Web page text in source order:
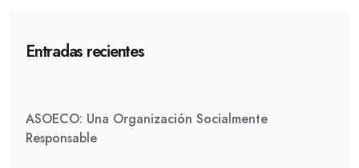
Entradas recientes
ASOECO: Una Organización Socialmente
Responsable